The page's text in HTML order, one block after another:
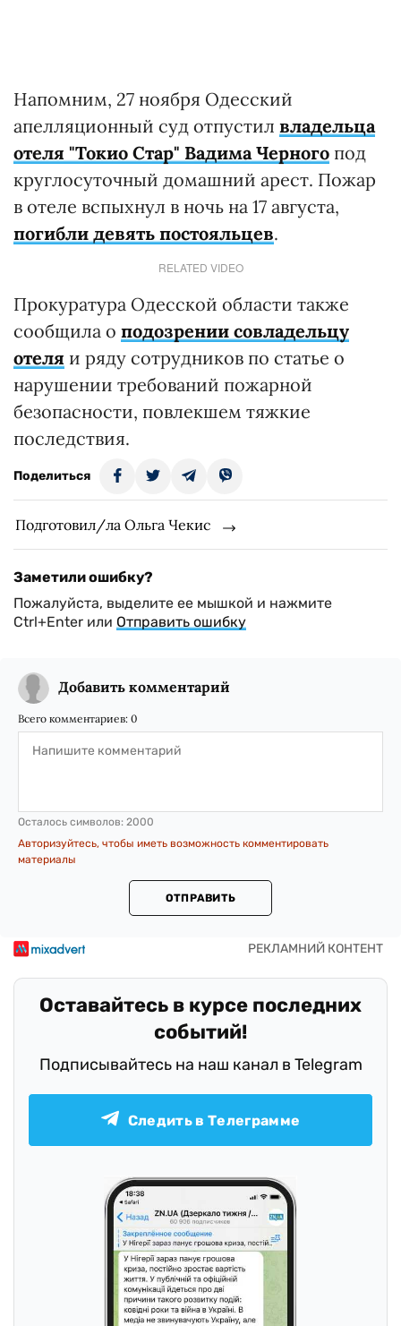
Напомним, 27 ноября Одесский
апелляционный суд отпустил владельца
отеля "Токио Стар" Вадима Черного под
круглосуточный домашний арест. Пожар
в отеле вспыхнул в ночь на 17 августа,
погибли девять постояльцев.
RELATED VIDEO
Прокуратура Одесской области также
сообщила о подозрении совладельцу
отеля и ряду сотрудников по статье о
нарушении требований пожарной
безопасности, повлекшем тяжкие
последствия.
Поделиться
Подготовил/ла Ольга Чекис
Заметили ошибку?
Пожалуйста, выделите ее мышкой и нажмите
Ctrl+Enter или Отправить ошибку
Добавить комментарий
Всего комментариев: 0
Осталось символов: 2000
Авторизуйтесь, чтобы иметь возможность комментировать
материалы
ОТПРАВИТЬ
Оставайтесь в курсе последних
событий!
Подписывайтесь на наш канал в Telegram
Следить в Телеграмме